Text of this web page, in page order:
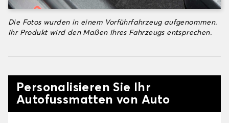
Die Fotos wurden in einem Vorführfahrzeug aufgenommen.
Ihr Produkt wird den Maßen Ihres Fahrzeugs entsprechen.
Personalisieren Sie Ihr
Autofussmatten von Auto